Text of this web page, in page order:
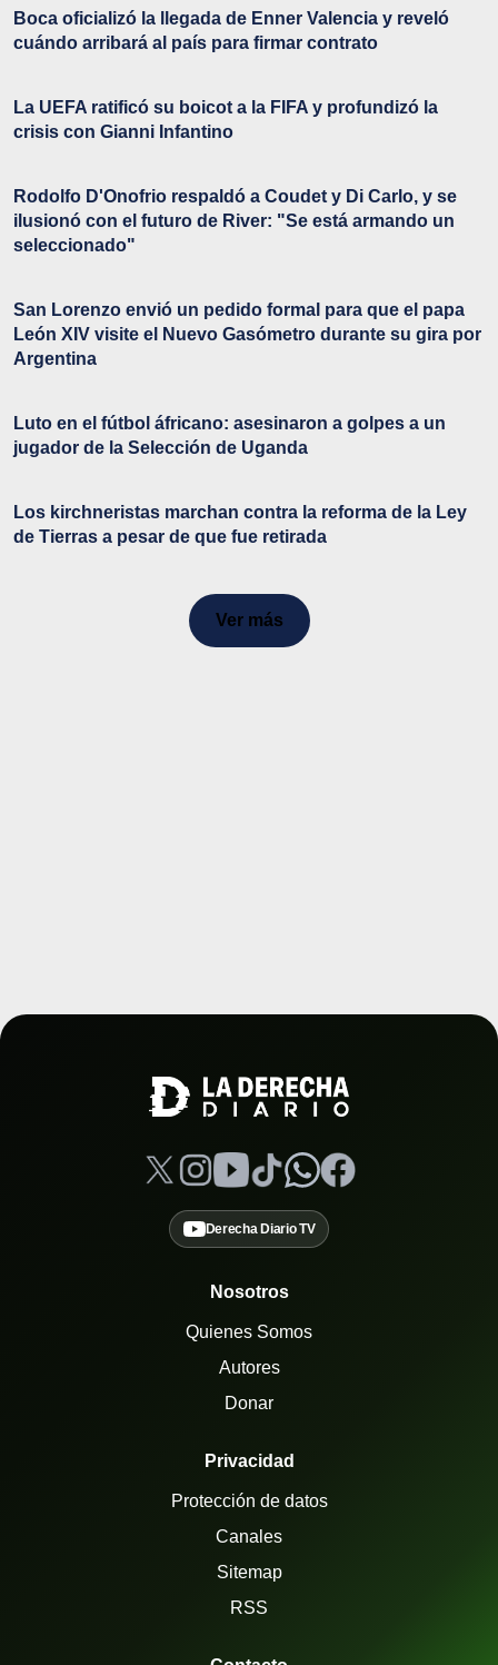
Boca oficializó la llegada de Enner Valencia y reveló
cuándo arribará al país para firmar contrato
La UEFA ratificó su boicot a la FIFA y profundizó la
crisis con Gianni Infantino
Rodolfo D'Onofrio respaldó a Coudet y Di Carlo, y se
ilusionó con el futuro de River: "Se está armando un
seleccionado"
San Lorenzo envió un pedido formal para que el papa
León XIV visite el Nuevo Gasómetro durante su gira por
Argentina
Luto en el fútbol áfricano: asesinaron a golpes a un
jugador de la Selección de Uganda
Los kirchneristas marchan contra la reforma de la Ley
de Tierras a pesar de que fue retirada
Ver más
Derecha Diario TV
Nosotros
Quienes Somos
Autores
Donar
Privacidad
Protección de datos
Canales
Sitemap
RSS